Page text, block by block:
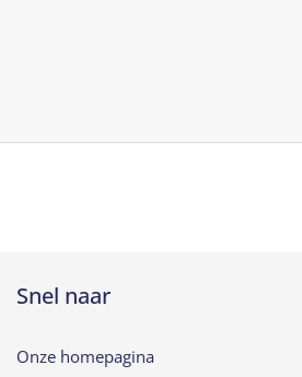
Snel naar
Onze homepagina